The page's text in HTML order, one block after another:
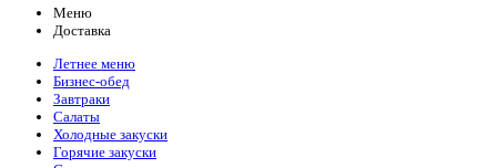
Меню
Доставка
Летнее меню
Бизнес-обед
Завтраки
Салаты
Холодные закуски
Горячие закуски